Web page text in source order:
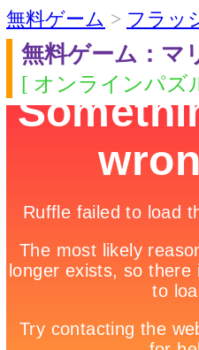
無料ゲーム > フラッ
無料ゲーム：マ
[ オンラインパズ